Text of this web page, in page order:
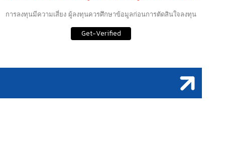
การลงทุนมีความเสี่ยง ผู้ลงทุนควรศึกษาข้อมูลก่อนการตัดสินใจลงทุน
Get-Verified